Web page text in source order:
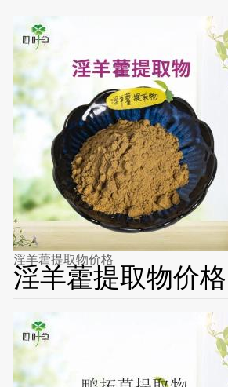
淫羊藿提取物价格
淫羊藿提取物价格